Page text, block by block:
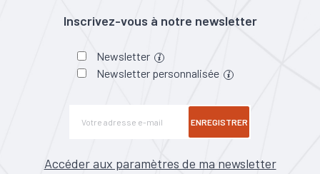
Inscrivez-vous à notre newsletter
Newsletter
Newsletter personnalisée
ENREGISTRER
Accéder aux paramètres de ma newsletter